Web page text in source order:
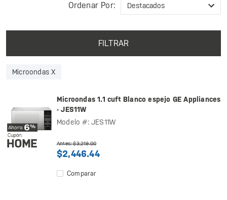
Ordenar Por:
FILTRAR
Microondas X
Microondas 1.1 cuft Blanco espejo GE Appliances
- JES11W
Modelo #: JES11W
Antes: $3,219.00
$2,446.44
Comparar